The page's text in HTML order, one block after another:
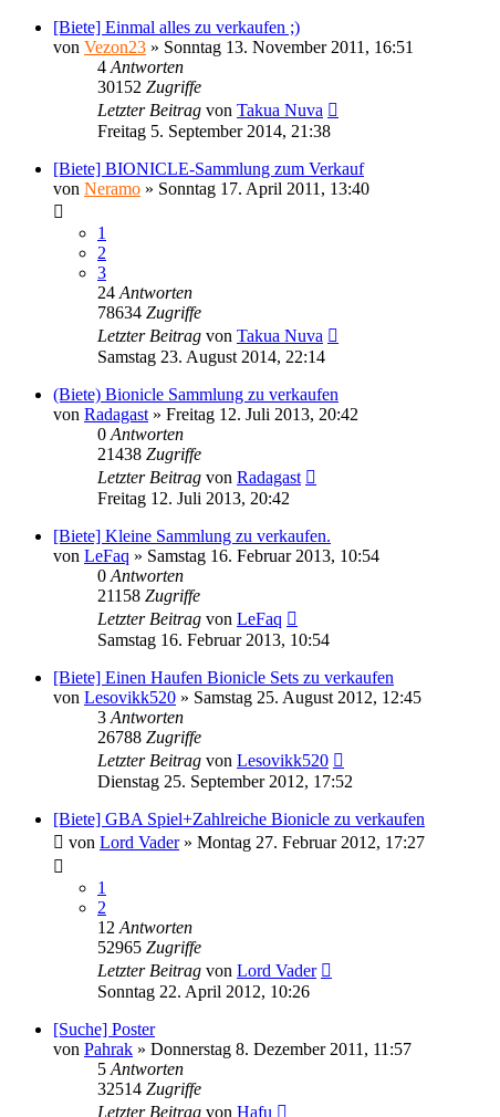
[Biete] Einmal alles zu verkaufen ;)
von Vezon23 » Sonntag 13. November 2011, 16:51
4 Antworten
30152 Zugriffe
Letzter Beitrag von Takua Nuva
Freitag 5. September 2014, 21:38
[Biete] BIONICLE-Sammlung zum Verkauf
von Neramo » Sonntag 17. April 2011, 13:40
1
2
3
24 Antworten
78634 Zugriffe
Letzter Beitrag von Takua Nuva
Samstag 23. August 2014, 22:14
(Biete) Bionicle Sammlung zu verkaufen
von Radagast » Freitag 12. Juli 2013, 20:42
0 Antworten
21438 Zugriffe
Letzter Beitrag von Radagast
Freitag 12. Juli 2013, 20:42
[Biete] Kleine Sammlung zu verkaufen.
von LeFaq » Samstag 16. Februar 2013, 10:54
0 Antworten
21158 Zugriffe
Letzter Beitrag von LeFaq
Samstag 16. Februar 2013, 10:54
[Biete] Einen Haufen Bionicle Sets zu verkaufen
von Lesovikk520 » Samstag 25. August 2012, 12:45
3 Antworten
26788 Zugriffe
Letzter Beitrag von Lesovikk520
Dienstag 25. September 2012, 17:52
[Biete] GBA Spiel+Zahlreiche Bionicle zu verkaufen
von Lord Vader» Montag 27. Februar 2012, 17:27
1
2
12 Antworten
52965 Zugriffe
Letzter Beitrag von Lord Vader
Sonntag 22. April 2012, 10:26
[Suche] Poster
von Pahrak » Donnerstag 8. Dezember 2011, 11:57
5 Antworten
32514 Zugriffe
Letzter Beitrag von Hafu